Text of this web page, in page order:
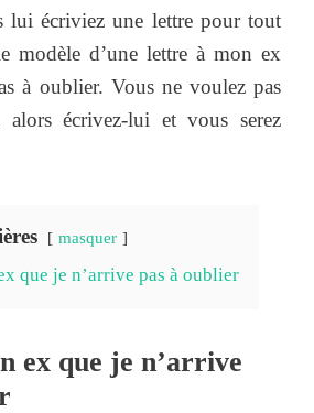
lui écriviez une lettre pour tout
modèle d’une lettre à mon ex
à oublier. Vous ne voulez pas
alors écrivez-lui et vous serez
masquer
que je n’arrive pas à oublier
ex que je n’arrive